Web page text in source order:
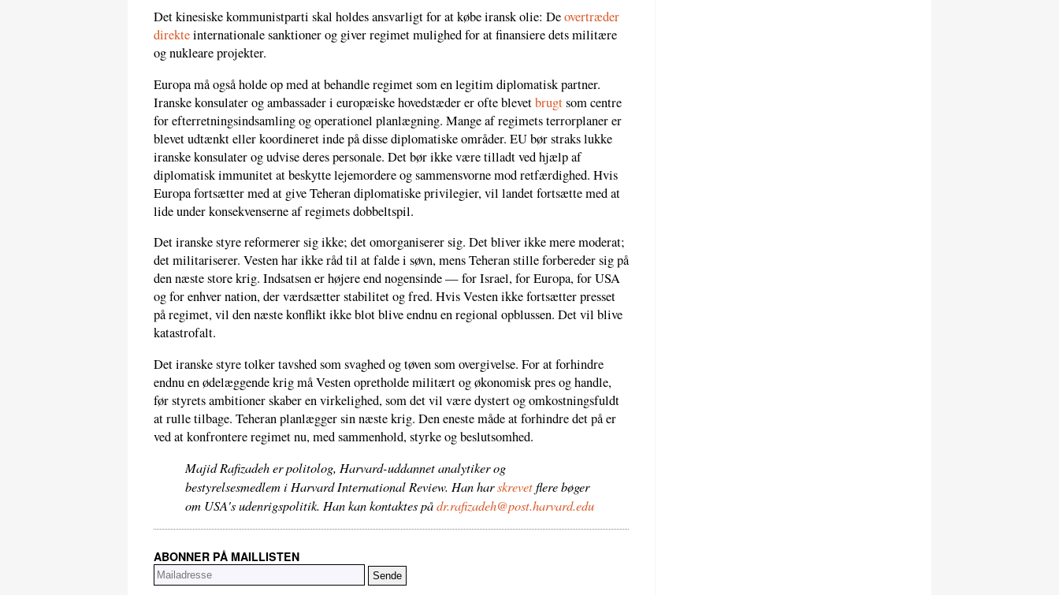
Det kinesiske kommunistparti skal holdes ansvarligt for at købe iransk olie: Deovertræder
direkteinternationale sanktioner og giver regimet mulighed for at finansiere dets militære
og nukleare projekter.
Europa må også holde op med at behandle regimet som en legitim diplomatisk partner.
Iranske konsulater og ambassader i europæiske hovedstæder er ofte blevetbrugtsom centre
for efterretningsindsamling og operationel planlægning. Mange af regimets terrorplaner er
blevet udtænkt eller koordineret inde på disse diplomatiske områder. EU bør straks lukke
iranske konsulater og udvise deres personale. Det bør ikke være tilladt ved hjælp af
diplomatisk immunitet at beskytte lejemordere og sammensvorne mod retfærdighed. Hvis
Europa fortsætter med at give Teheran diplomatiske privilegier, vil landet fortsætte med at
lide under konsekvenserne af regimets dobbeltspil.
Det iranske styre reformerer sig ikke; det omorganiserer sig. Det bliver ikke mere moderat;
det militariserer. Vesten har ikke råd til at falde i søvn, mens Teheran stille forbereder sig på
den næste store krig. Indsatsen er højere end nogensinde — for Israel, for Europa, for USA
og for enhver nation, der værdsætter stabilitet og fred. Hvis Vesten ikke fortsætter presset
på regimet, vil den næste konflikt ikke blot blive endnu en regional opblussen. Det vil blive
katastrofalt.
Det iranske styre tolker tavshed som svaghed og tøven som overgivelse. For at forhindre
endnu en ødelæggende krig må Vesten opretholde militært og økonomisk pres og handle,
før styrets ambitioner skaber en virkelighed, som det vil være dystert og omkostningsfuldt
at rulle tilbage. Teheran planlægger sin næste krig. Den eneste måde at forhindre det på er
ved at konfrontere regimet nu, med sammenhold, styrke og beslutsomhed.
Majid Rafizadeh er politolog, Harvard-uddannet analytiker og
bestyrelsesmedlem i Harvard International Review. Han harskrevetflere bøger
om USA's udenrigspolitik. Han kan kontaktes pådr.rafizadeh@post.harvard.edu
ABONNER PÅ MAILLISTEN